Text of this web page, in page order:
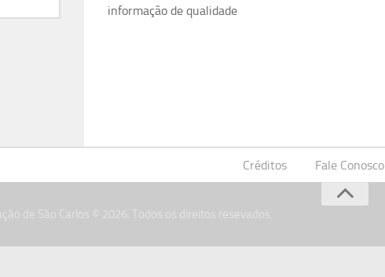
informação de qualidade
Créditos Fale Conosco
de São Carlos © 2026. Todos os direitos resevados.